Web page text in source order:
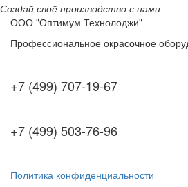
Создай своё производство с нами
ООО "Оптимум Технолоджи"
Профессиональное окрасочное
+7 (499) 707-19-67
+7 (499) 503-76-96
Политика конфиденциальности